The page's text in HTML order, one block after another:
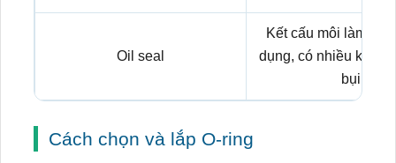
Oil seal
Kết cấu môi làm kín
dụng, có nhiều kiểu
bụi.
Cách chọn và lắp O-ring